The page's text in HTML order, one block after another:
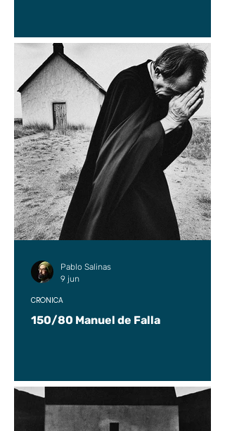
150/80 Manuel de Falla
CRÓNICA
Pablo Salinas
9 jun